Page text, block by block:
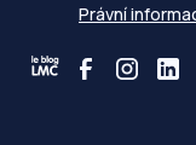
Právní